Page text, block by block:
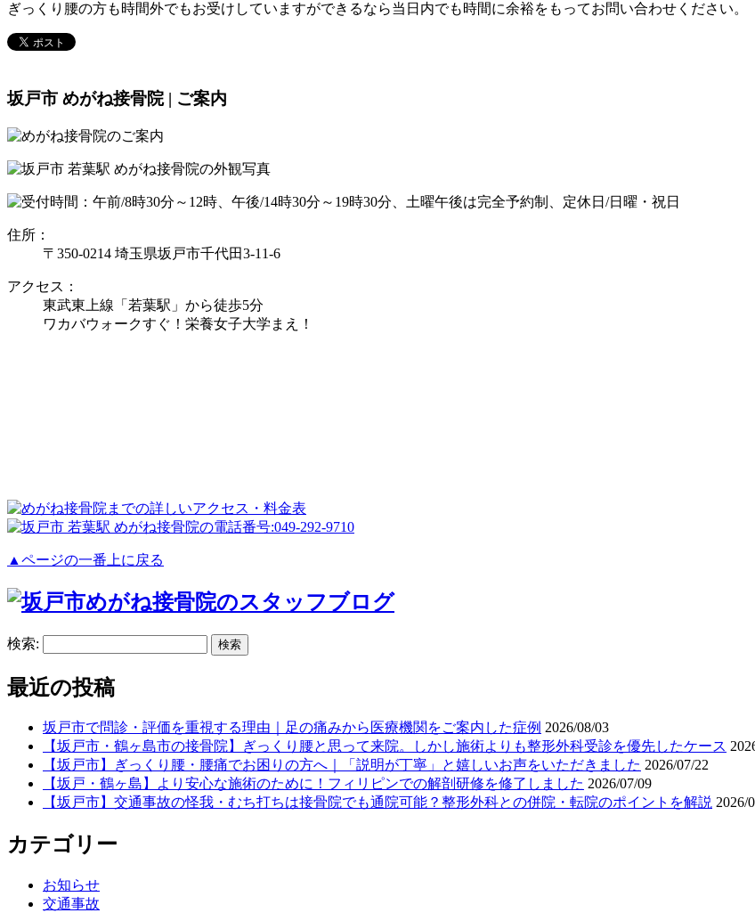
ぎっくり腰の方も時間外でもお受けしていますができるなら当日内でも時間に余裕をもってお問い合わせください。
坂戸市 めがね接骨院 | ご案内
住所：
〒350-0214 埼玉県坂戸市千代田3-11-6
アクセス：
東武東上線「若葉駅」から徒歩5分
ワカバウォークすぐ！栄養女子大学まえ！
▲ページの一番上に戻る
検索:
最近の投稿
坂戸市で問診・評価を重視する理由｜足の痛みから医療機関をご案内した症例 2026/08/03
【坂戸市・鶴ヶ島市の接骨院】ぎっくり腰と思って来院。しかし施術よりも整形外科受診を優先したケース
【坂戸市】ぎっくり腰・腰痛でお困りの方へ｜「説明が丁寧」と嬉しいお声をいただきました 2026/07/22
【坂戸・鶴ヶ島】より安心な施術のために！フィリピンでの解剖研修を修了しました 2026/07/09
【坂戸市】交通事故の怪我・むち打ちは接骨院でも通院可能？整形外科との併院・転院のポイントを解説 2026/
カテゴリー
お知らせ
交通事故